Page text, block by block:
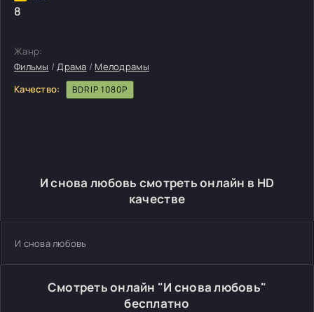
8
Жанр:
Фильмы /Драма / Мелодрамы
Качество:
BDRIP 1080P
И снова любовь смотреть онлайн в HD
качестве
И снова любовь
Смотреть онлайн "И снова любовь"
бесплатно